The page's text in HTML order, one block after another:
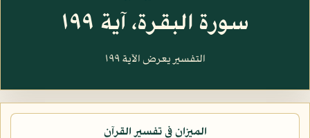
سورة البقرة، آية ١٩٩
التفسير يعرض الآية ١٩٩
الميزان في تفسير القرآن